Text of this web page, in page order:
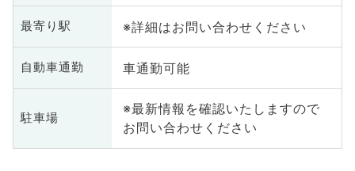
最寄り駅 ※詳細はお問い合わせください
自動車通勤 車通勤可能
駐車場
※最新情報を確認いたしますので
お問い合わせください